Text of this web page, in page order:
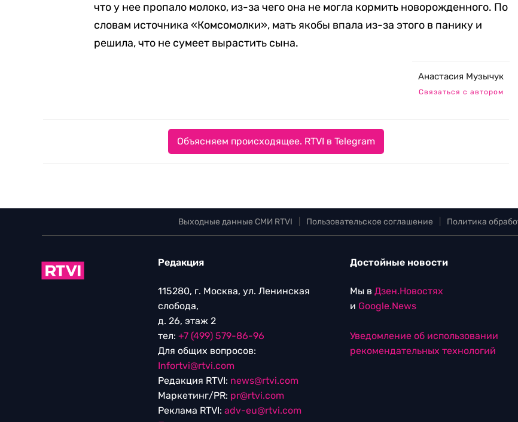
что у нее пропало молоко, из-за чего она не могла кормить новорожденного. По
словам источника «Комсомолки», мать якобы впала из-за этого в панику и
решила, что не сумеет вырастить сына.
Анастасия Музычук
Связаться с автором
Объясняем происходящее. RTVI в Telegram
Выходные данные СМИ RTVI Пользовательское соглашение Политика
Редакция
115280, г. Москва, ул. Ленинская
слобода,
д. 26, этаж 2
тел: +7 (499) 579-86-96
Для общих вопросов:
Infortvi@rtvi.com
Редакция RTVI: news@rtvi.com
Маркетинг/PR: pr@rtvi.com
Реклама RTVI: adv-eu@rtvi.com
Достойные новости
Мы в Дзен.Новостях
и Google.News
Уведомление об использовании
рекомендательных технологий